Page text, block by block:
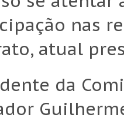
nas
atual
da